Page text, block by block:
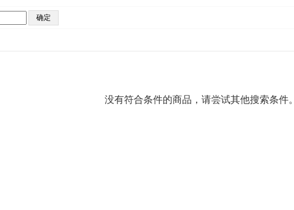
没有符合条件的商品，请尝试其他搜索条件。